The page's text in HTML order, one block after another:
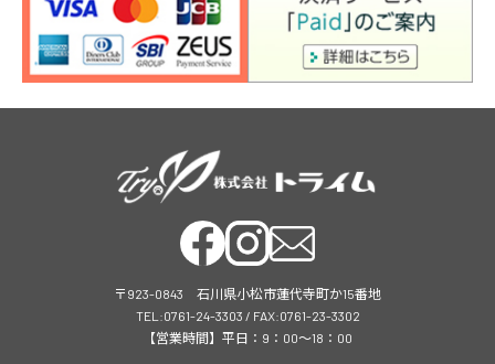
〒923-0843 石川県小松市蓮代寺町か15番地
TEL:0761-24-3303 / FAX:0761-23-3302
【営業時間】平日：9：00～18：00